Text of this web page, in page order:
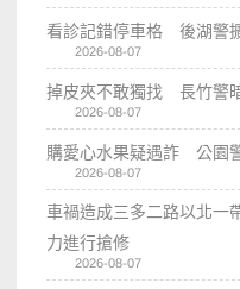
看診記錯停車格 後湖警
2026-08-07
掉皮夾不敢獨找 長竹警
2026-08-07
購愛心水果疑遇詐 公園
2026-08-07
車禍造成三多二路以北一
力進行搶修
2026-08-07